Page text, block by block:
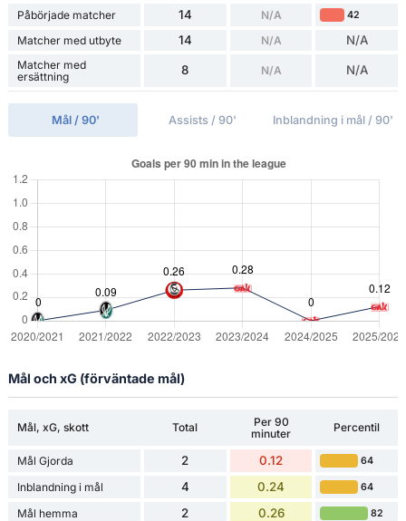
Påbörjade matcher 14 N/A 42
Matcher med utbyte 14 N/A N/A
Matcher med
ersättning
8 N/A N/A
Mål / 90' Assists / 90' Inblandning i mål / 90'
Mål och xG (förväntade mål)
Mål, xG, skott Total
Per 90
minuter
Percentil
Mål Gjorda 2 0.12 64
Inblandning i mål 4 0.24 64
Mål hemma 2 0.26 82